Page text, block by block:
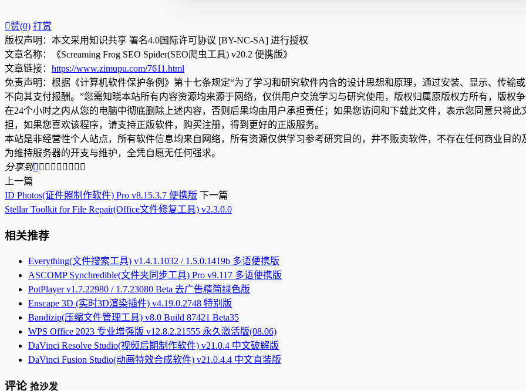
赞(0) 打赏
版权声明：本文采用知识共享 署名4.0国际许可协议 [BY-NC-SA] 进行授权
文章名称：《Screaming Frog SEO Spider(SEO爬虫工具) v20.2 便携版》
文章链接： https://www.zimupu.com/7611.html
免责声明：根据《计算机软件保护条例》第十七条规定“为了学习和研究软件内含的设计思想和原理，通过安装、显示、传输
不向其支付报酬。”您需知晓本站所有内容资源均来源于网络，仅供用户交流学习与研究使用，版权归属原版权方所有，版权
在24个小时之内从您的电脑中彻底删除上述内容，否则后果均由用户承担责任；如果您访问和下载此文件，表示您同意只将
担，如果您喜欢该程序，请支持正版软件，购买注册，得到更好的正版服务。
本站是非经营性个人站点，所有软件信息均来自网络，所有资源仅供学习参考研究目的，并不贩卖软件，不存在任何商业目
为维持服务器的开支与维护，全凭自愿无任何强求。
分享到        
上一篇
ID Photos(证件照制作软件) Pro v8.15.3.7 便携版 下一篇
Stellar Toolkit for File Repair(Office文件修复工具) v2.3.0.0
相关推荐
Everything(文件搜索工具) v1.4.1.1032 / 1.5.0.1419b 多语便携版
ASCOMP Synchredible(文件夹同步工具) Pro v9.117 多语便携版
PotPlayer v1.7.22980 / 1.7.23080 Beta 去广告精简绿色版
Enscape 3D (实时3D渲染插件) v4.19.0.2748 特别版
Bandizip(压缩文件管理工具) v8.0 Build 87421 Beta35
WPS Office 2023 专业增强版 v12.8.2.21555 永久激活版(08.06)
DaVinci Resolve Studio(视频后期制作软件) v21.0.4 中文破解版
DaVinci Fusion Studio(动画特效合成软件) v21.0.4.4 中文直装版
评论 抢沙发